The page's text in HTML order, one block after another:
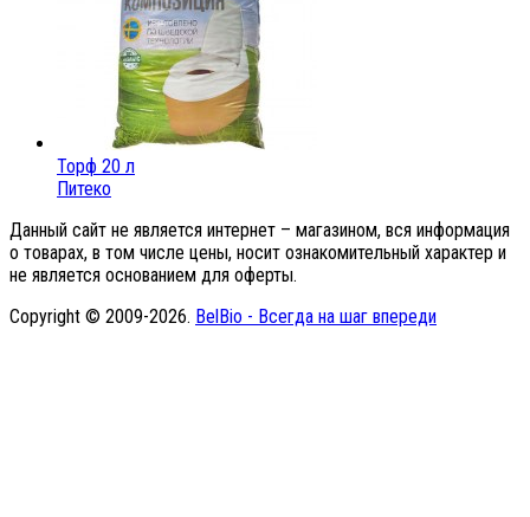
Торф 20 л
Питеко
Данный сайт не является интернет – магазином, вся информация
о товарах, в том числе цены, носит ознакомительный характер и
не является основанием для оферты.
Copyright © 2009-2026. BelBio - Всегда на шаг впереди